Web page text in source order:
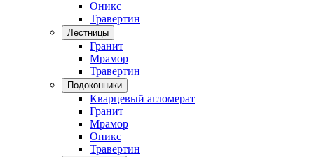
Оникс
Травертин
Лестницы
Гранит
Мрамор
Травертин
Подоконники
Кварцевый агломерат
Гранит
Мрамор
Оникс
Травертин